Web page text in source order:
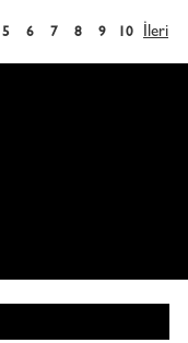
İleri
5 6 7 8 9 10